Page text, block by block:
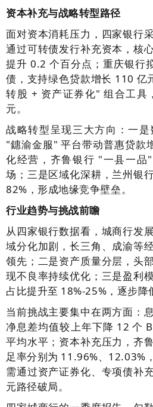
资本补充与战略转型路径
面对资本消耗压力，四家银行
通过可转债发行补充资本，核
提升 0.2 个百分点；重庆银行
债，支持绿色贷款增长 110 亿
转股 + 资产证券化" 组合工具
元。
战略转型呈现三大方向：一
"鏸渝金服" 平台带动普惠贷款
化经营，齐鲁银行 "一县一品
场；三是区域化深耕，兰州银
82%，形成地缘竞争壁垒。
行业趋势与挑战前瞻
从四家银行数据看，城商行发
域分化加剧，长三角、成渝等
领先；二是资产质量分层，头
现不良率持续优化；三是盈利
占比提升至 18%-25%，逐步降
当前挑战主要集中在两方面：
净息差均值较上年下降 12 个
平均水平；资本补充压力，齐
足率分别为 11.96%、12.03%
需通过资产证券化、专项债补
元路径破局。